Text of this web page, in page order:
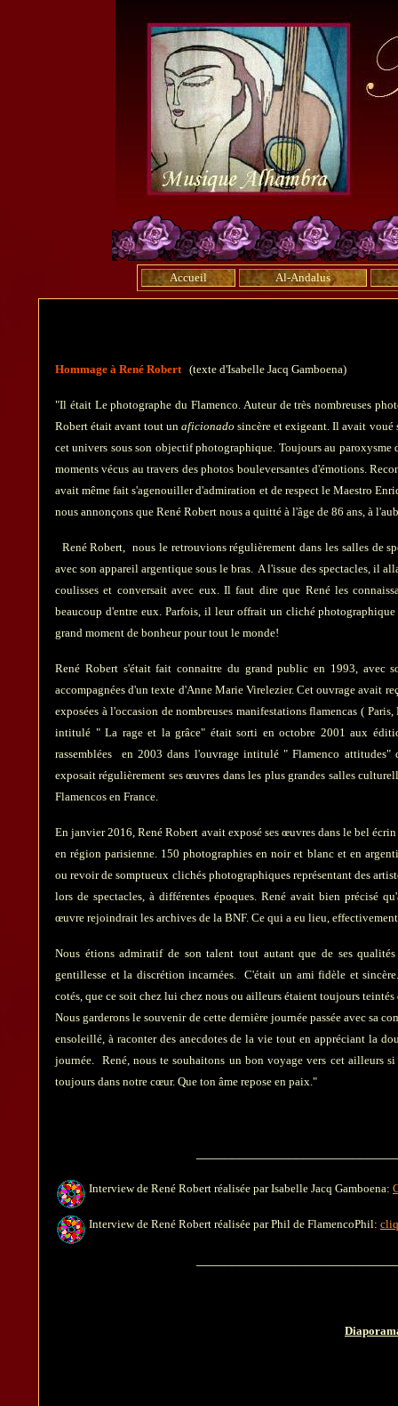
Accueil Al-Andalus
Hommage à René Robert (texte d'Isabelle Jacq Gamboena)
"Il était Le photographe du Flamenco. Auteur de très nombreuses
Robert était avant tout unaficionado sincère et exigeant. Il avait voué
cet univers sous son objectif photographique. Toujours au paroxysme
moments vécus au travers des photos bouleversantes d'émotions.
avait même faits'agenouiller d'admiration et de respect le Maestro
nous annonçons que René Robert nous a quitté à l'âge de 86 ans, à
René Robert, nous le retrouvions régulièrement dans les salles de
avec son appareil argentique sous le bras. A l'issue des spectacles, il
coulisses et conversait avec eux. Il faut dire que René les
beaucoup d'entre eux. Parfois, il leur offrait un cliché
grand moment de bonheur pour tout le monde!
René Robert s'était fait connaitre du grand public en 1993, avec
accompagnées d'un texte d'Anne Marie Virelezier. Cet ouvrage avait
exposées à l'occasion de nombreuses manifestations flamencas (
intitulé " La rage et la grâce" était sorti en octobre 2001 aux
rassemblées en 2003 dans l'ouvrage intitulé " Flamenco attitudes"
exposait régulièrement ses œuvres dans les plus grandes salles
Flamencos en France.
En janvier 2016, René Robert avait exposé ses œuvres dans le bel
en région parisienne. 150 photographies en noir et blanc et en
ou revoir de somptueux clichés photographiques représentant des
lors de spectacles, à différentes époques. René avait bien précisé
œuvre rejoindrait les archives de la BNF. Ce qui a eu lieu,
Nous étions admiratif de son talent tout autant que de ses
gentillesse et la discrétion incarnées. C'était un ami fidèle et sincère.
cotés, que ce soit chez lui chez nous ou ailleurs étaient toujours
Nous garderons le souvenir de cette dernière journée passée avec sa
ensoleillé, à raconter des anecdotes de la vie tout en appréciant la
journée. René, nous te souhaitons un bon voyage vers cet ailleurs si
toujours dans notre cœur. Que ton âme repose en paix."
Interview de René Robert réalisée par Isabelle Jacq Gamboena:
Interview de René Robert réalisée par Phil de FlamencoPhil: